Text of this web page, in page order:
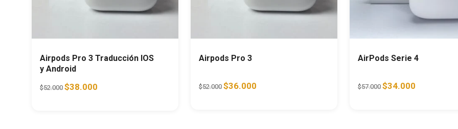
Airpods Pro 3 Traducción IOS
y Android
$52.000 Original price was: $52.000.
$38.000
Airpods Pro 3
$52.000 Original price was: $52.000.
$36.000
AirPods Serie 4
$57.000 Original price was:
$34.000